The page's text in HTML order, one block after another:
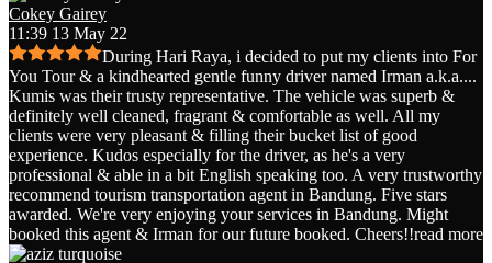
Cokey Gairey
11:39 13 May 22
During Hari Raya, i decided to put my clients into For
You Tour & a kindhearted gentle funny driver named Irman a.k.a....
Kumis was their trusty representative. The vehicle was superb &
definitely well cleaned, fragrant & comfortable as well. All my
clients were very pleasant & filling their bucket list of good
experience. Kudos especially for the driver, as he's a very
professional & able in a bit English speaking too. A very trustworthy
recommend tourism transportation agent in Bandung. Five stars
awarded. We're very enjoying your services in Bandung. Might
booked this agent & Irman for our future booked. Cheers!!read more